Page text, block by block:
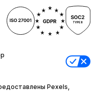
Pexels,